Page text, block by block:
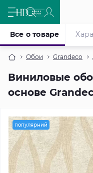
Обои Grandeco
Виниловые
основе
Все о товаре
популярний